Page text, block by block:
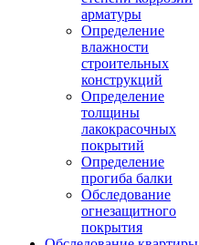
арматуры
Определение
влажности
строительных
конструкций
Определение
толщины
лакокрасочных
покрытий
Определение
прогиба балки
Обследование
огнезащитного
покрытия